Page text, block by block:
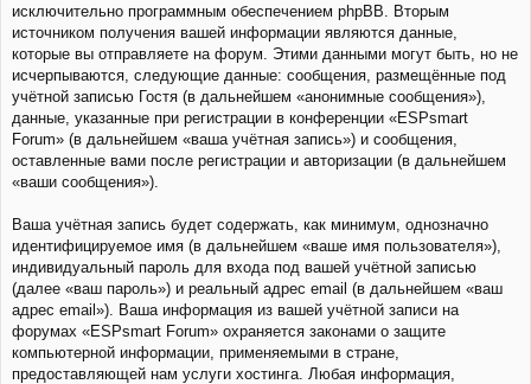
исключительно программным обеспечением phpBB. Вторым
источником получения вашей информации являются данные,
которые вы отправляете на форум. Этими данными могут быть, но не
исчерпываются, следующие данные: сообщения, размещённые под
учётной записью Гостя (в дальнейшем «анонимные сообщения»),
данные, указанные при регистрации в конференции «ESPsmart
Forum» (в дальнейшем «ваша учётная запись») и сообщения,
оставленные вами после регистрации и авторизации (в дальнейшем
«ваши сообщения»).
Ваша учётная запись будет содержать, как минимум, однозначно
идентифицируемое имя (в дальнейшем «ваше имя пользователя»),
индивидуальный пароль для входа под вашей учётной записью
(далее «ваш пароль») и реальный адрес email (в дальнейшем «ваш
адрес email»). Ваша информация из вашей учётной записи на
форумах «ESPsmart Forum» охраняется законами о защите
компьютерной информации, применяемыми в стране,
предоставляющей нам услуги хостинга. Любая информация,